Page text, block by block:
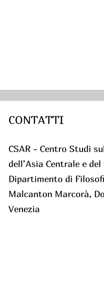
CONTATTI
CSAR - Centro Studi
dell’Asia Centrale e del
Dipartimento di
Malcanton Marcorà,
Venezia